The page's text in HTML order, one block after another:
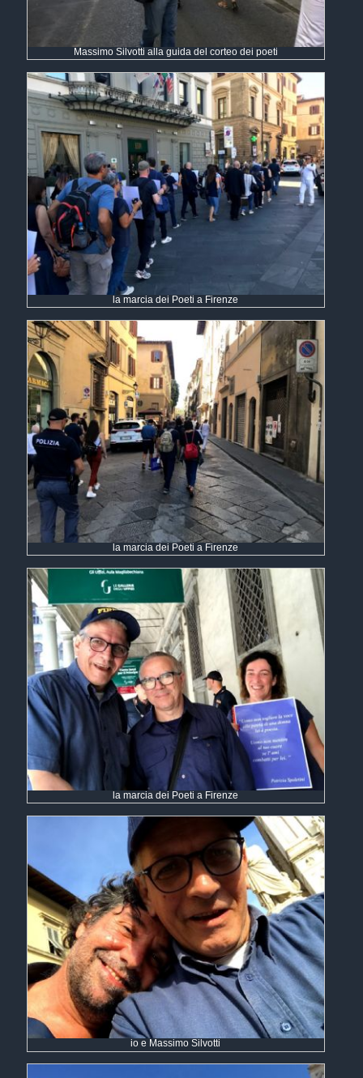
Massimo Silvotti alla guida del corteo dei poeti
la marcia dei Poeti a Firenze
la marcia dei Poeti a Firenze
la marcia dei Poeti a Firenze
io e Massimo Silvotti